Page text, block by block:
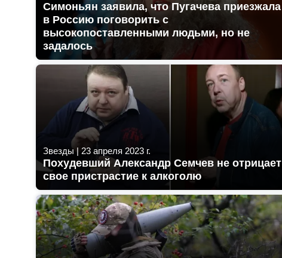
Симоньян заявила, что Пугачева приезжала
в Россию поговорить с
высокопоставленными людьми, но не
задалось
Звезды| 23 апреля 2023 г.
Похудевший Александр Семчев не отрицает
свое пристрастие к алкоголю